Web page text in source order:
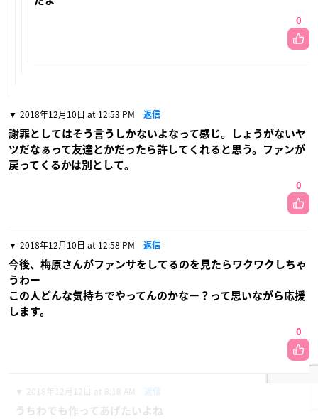
0
2018年12月10日 at 12:53 PM 返信
謝罪としてはそう言うしかないよなって感じ。しょうがないヤ
ツだなぁって友達とかだったら許してくれると思う。ファンが
戻ってくるかは別として。
0
2018年12月10日 at 12:58 PM 返信
今後、梅原さんがファンサをしてるのを見たらワクワクしちゃ
うわー
この人どんな気持ちでやってんのかなー？って思いながら応援
します。
0
2018年12月12日 at 8:18 AM 返信
うちわでも作ってあげたいよね